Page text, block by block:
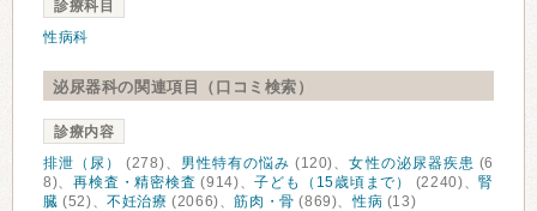
診療科目
性病科
泌尿器科の関連項目（口コミ検索）
診療内容
排泄（尿）
(278)、 男性特有の悩み (120)、女性の泌尿器疾患 (6
8)、再検査・精密検査 (914)、子ども（15歳頃まで） (2240)、腎
臓 (52)、不妊治療 (2066)、筋肉・骨 (869)、性病 (13)